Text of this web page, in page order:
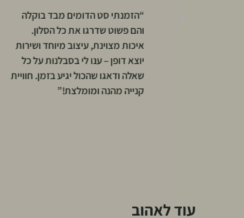
“הזמנתי סט הדומים מבד בוקלה
והם פשוט שדרגו את כל הסלון.
איכות מצוינת, עיצוב מיוחד ושירות
יוצא דופן – ענו לי בסבלנות על כל
שאלה ודאגו שהכול יגיע בזמן. חוויית
קנייה מהנה ומומלצת!”
עוד לאהוב